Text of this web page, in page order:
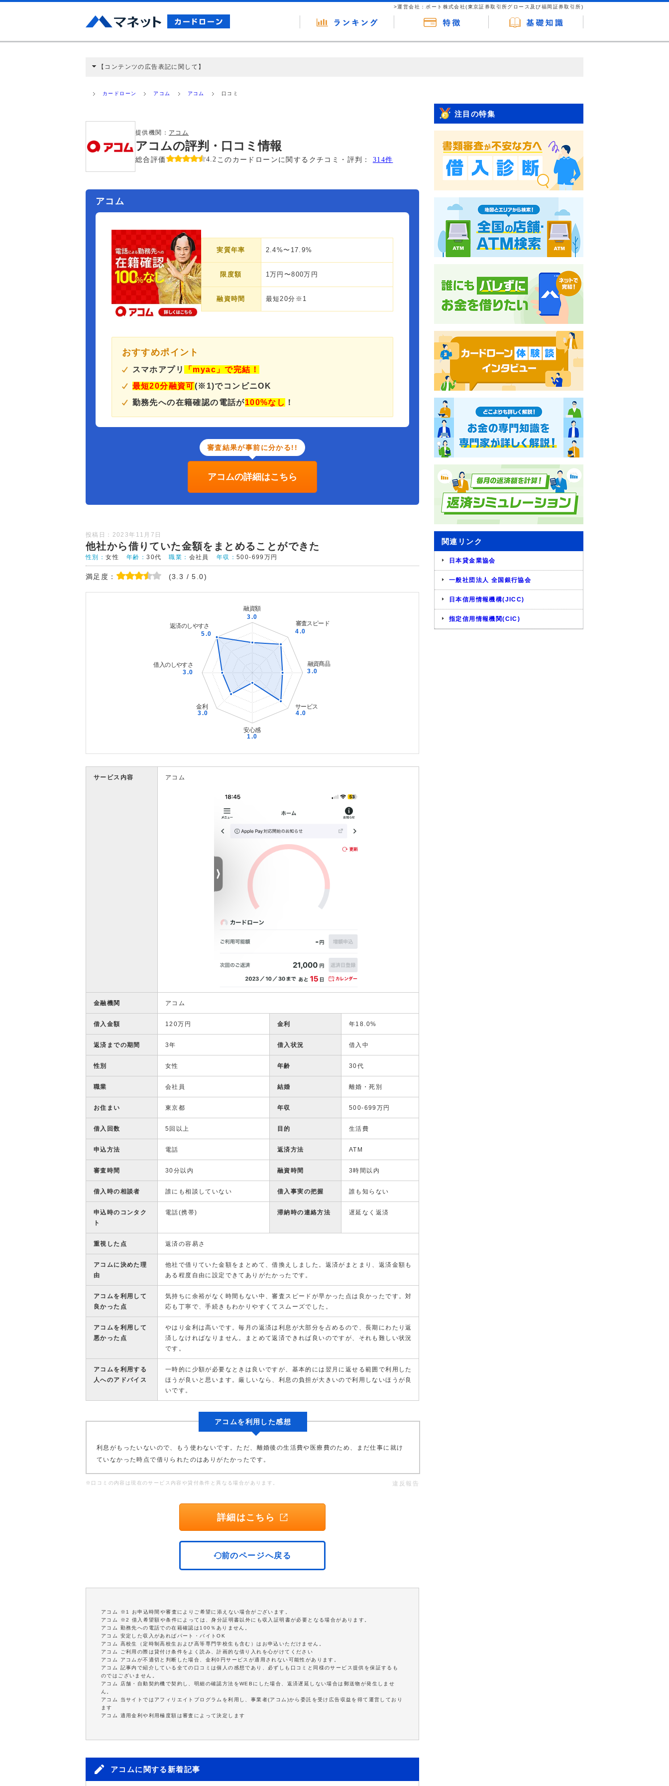
>運営会社：ポート株式会社(東京証券取引所グロース及び福岡証券取引所)
【コンテンツの広告表記に関して】
ミ収集などに基づき、公平性を担保した情報提供を行っています。
カードローン アコム アコム 口コミ
提供機関： アコム
アコムの評判・口コミ情報
総合評価 4.2 このカードローンに関するクチコミ・評判： 314件
アコム
実質年率 2.4%〜17.9%
限度額 1万円〜800万円
融資時間 最短20分※1
おすすめポイント
スマホアプリ
「myac」で完結！
最短20分融資可(※1)でコンビニOK
勤務先への在籍確認の電話が100%なし ！
審査結果が事前に分かる!!
アコムの詳細はこちら
投稿日：2023年11月7日
他社から借りていた金額をまとめることができた
性別：女性 年齢：30代 職業： 会社員 年収：500-699万円
満足度： (3.3 / 5.0)
サービス内容 アコム
金融機関 アコム
借入金額 120万円 金利 年18.0%
返済までの期間 3年 借入状況 借入中
性別 女性 年齢 30代
職業 会社員 結婚 離婚・死別
お住まい 東京都 年収 500-699万円
借入回数 5回以上 目的 生活費
申込方法 電話 返済方法 ATM
審査時間 30分以内 融資時間 3時間以内
借入時の相談者 誰にも相談していない 借入事実の把握 誰も知らない
申込時のコンタク
ト
電話(携帯) 滞納時の連絡方法 遅延なく返済
重視した点 返済の容易さ
アコムに決めた理
由
他社で借りていた金額をまとめて、借換えしました。返済がまとまり、返済金額も
ある程度自由に設定できてありがたかったです。
アコムを利用して
良かった点
気持ちに余裕がなく時間もない中、審査スピードが早かった点は良かったです。対
応も丁寧で、手続きもわかりやすくてスムーズでした。
アコムを利用して
悪かった点
やはり金利は高いです。毎月の返済は利息が大部分を占めるので、長期にわたり返
済しなければなりません。まとめて返済できれば良いのですが、それも難しい状況
です。
アコムを利用する
人へのアドバイス
一時的に少額が必要なときは良いですが、基本的には翌月に返せる範囲で利用した
ほうが良いと思います。厳しいなら、利息の負担が大きいので利用しないほうが良
いです。
アコムを利用した感想
利息がもったいないので、もう使わないです。ただ、離婚後の生活費や医療費のため、まだ仕事に就け
ていなかった時点で借りられたのはありがたかったです。
※口コミの内容は現在のサービス内容や貸付条件と異なる場合があります。 違反報告
詳細はこちら
前のページへ戻る
アコム ※1 お申込時間や審査によりご希望に添えない場合がございます。
アコム ※2 借入希望額や条件によっては、身分証明書以外にも収入証明書が必要となる場合があります。
アコム 勤務先への電話での在籍確認は100％ありません。
アコム 安定した収入があればパート・バイトOK
アコム 高校生（定時制高校生および高等専門学校生も含む）はお申込いただけません。
アコム ご利用の際は貸付け条件をよく読み、計画的な借り入れを心がけてください
アコム アコムが不適切と判断した場合、金利0円サービスが適用されない可能性があります。
アコム 記事内で紹介している全ての口コミは個人の感想であり、必ずしも口コミと同様のサービス提供を保証するも
のではございません。
アコム 店舗・自動契約機で契約し、明細の確認方法をWEBにした場合、返済遅延しない場合は郵送物が発生しませ
ん。
アコム 当サイトではアフィリエイトプログラムを利用し、事業者(アコム)から委託を受け広告収益を得て運営しており
ます
アコム 適用金利や利用極度額は審査によって決定します
アコムに関する新着記事
注目の特集
関連リンク
日本貸金業協会
一般社団法人 全国銀行協会
日本信用情報機構(JICC)
指定信用情報機関(CIC)